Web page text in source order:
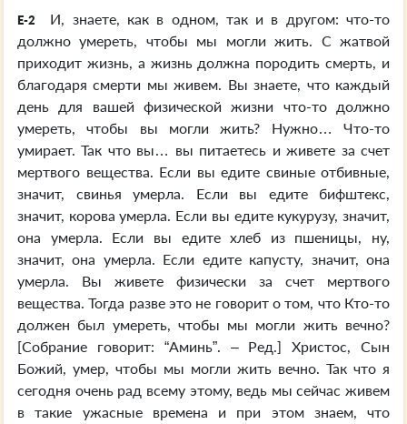
E-2
И, знаете, как в одном, так и в другом: что-то
должно умереть, чтобы мы могли жить. С жатвой
приходит жизнь, а жизнь должна породить смерть, и
благодаря смерти мы живем. Вы знаете, что каждый
день для вашей физической жизни что-то должно
умереть, чтобы вы могли жить? Нужно… Что-то
умирает. Так что вы… вы питаетесь и живете за счет
мертвого вещества. Если вы едите свиные отбивные,
значит, свинья умерла. Если вы едите бифштекс,
значит, корова умерла. Если вы едите кукурузу, значит,
она умерла. Если вы едите хлеб из пшеницы, ну,
значит, она умерла. Если едите капусту, значит, она
умерла. Вы живете физически за счет мертвого
вещества. Тогда разве это не говорит о том, что Кто-то
должен был умереть, чтобы мы могли жить вечно?
[Собрание говорит: “Аминь”. – Ред.] Христос, Сын
Божий, умер, чтобы мы могли жить вечно. Так что я
сегодня очень рад всему этому, ведь мы сейчас живем
в такие ужасные времена и при этом знаем, что